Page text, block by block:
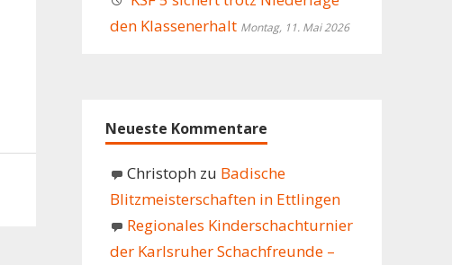
den Klassenerhalt Montag, 11. Mai 2026
Neueste Kommentare
Christoph zu Badische
Blitzmeisterschaften in Ettlingen
Regionales Kinderschachturnier
der Karlsruher Schachfreunde –